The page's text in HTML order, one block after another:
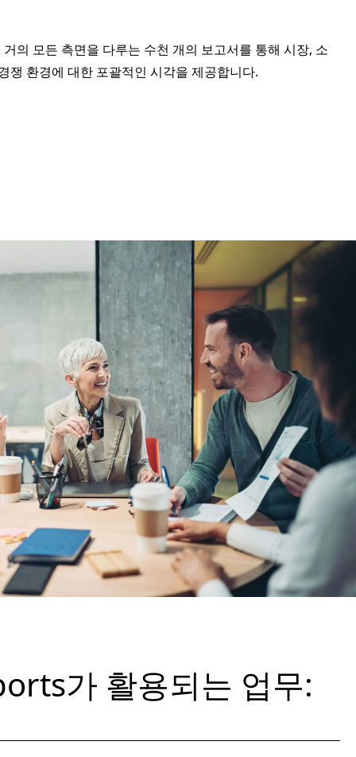
의 모든 측면을 다루는 수천 개의 보고서를 통해 시장, 소
쟁 환경에 대한 포괄적인 시각을 제공합니다.
가 활용되는 업무: